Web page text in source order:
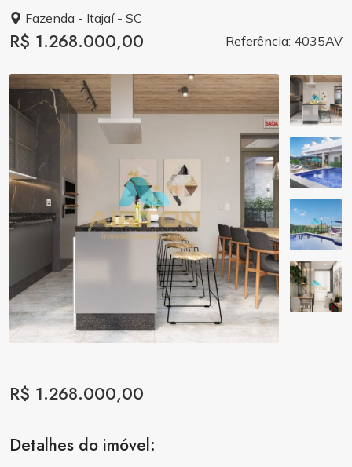
Fazenda - Itajaí - SC
R$ 1.268.000,00 Referência: 4035AV
R$ 1.268.000,00
Detalhes do imóvel: